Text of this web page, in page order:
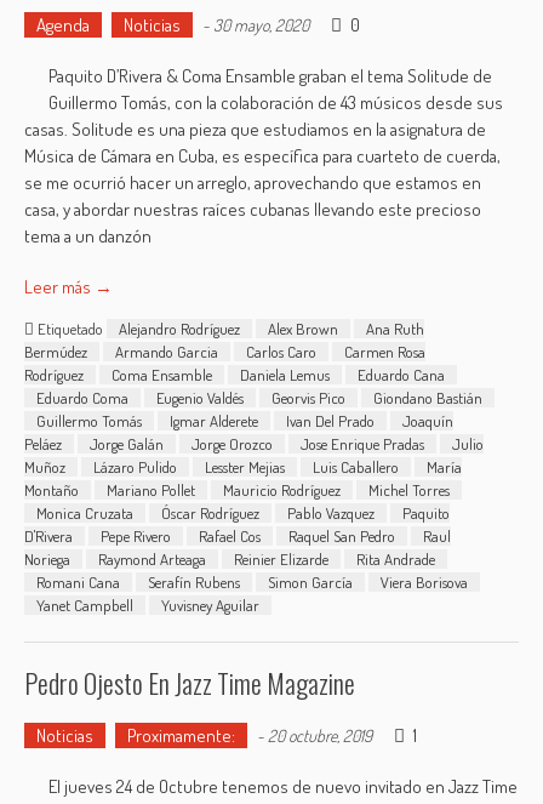
Agenda Noticias - 30 mayo, 2020 0
Paquito D’Rivera & Coma Ensamble graban el tema Solitude de
Guillermo Tomás, con la colaboración de 43 músicos desde sus
casas. Solitude es una pieza que estudiamos en la asignatura de
Música de Cámara en Cuba, es específica para cuarteto de cuerda,
se me ocurrió hacer un arreglo, aprovechando que estamos en
casa, y abordar nuestras raíces cubanas llevando este precioso
tema a un danzón
Leer más →
Etiquetado Alejandro Rodríguez Alex Brown
Ana Ruth
Bermúdez
Armando Garcia Carlos Caro
Carmen Rosa
Rodríguez
Coma Ensamble Daniela Lemus
Eduardo Cana
Eduardo Coma
Eugenio Valdés Georvis Pico
Giondano Bastián
Guillermo Tomás
Igmar Alderete Ivan Del Prado
Joaquín
Peláez
Jorge Galán Jorge Orozco Jose Enrique Pradas
Julio
Muñoz
Lázaro Pulido Lesster Mejias Luis Caballero
María
Montaño
Mariano Pollet Mauricio Rodríguez
Michel Torres
Monica Cruzata
Óscar Rodríguez Pablo Vazquez
Paquito
D'Rivera
Pepe Rivero Rafael Cos Raquel San Pedro
Raul
Noriega
Raymond Arteaga Reinier Elizarde
Rita Andrade
Romani Cana
Serafín Rubens Simon García
Viera Borisova
Yanet Campbell
Yuvisney Aguilar
Pedro Ojesto En Jazz Time Magazine
Noticias Proximamente: - 20 octubre, 2019 1
El jueves 24 de Octubre tenemos de nuevo invitado en Jazz Time